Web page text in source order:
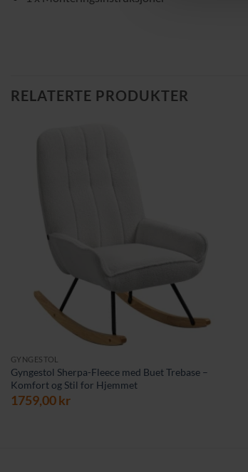
RELATERTE PRODUKTER
GYNGESTOL
Gyngestol Sherpa-Fleece med Buet Trebase –
Komfort og Stil for Hjemmet
1759,00kr